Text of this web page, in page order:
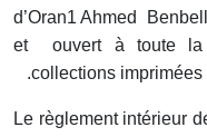
d’Oran1 Ahmed
et ouvert à toute la
collections
Le règlement intérieur